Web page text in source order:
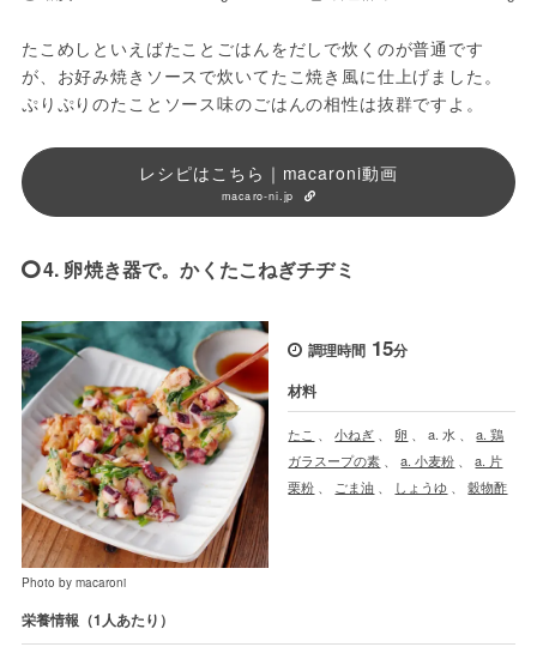
たこめしといえばたことごはんをだしで炊くのが普通です
が、お好み焼きソースで炊いてたこ焼き風に仕上げました。
ぷりぷりのたことソース味のごはんの相性は抜群ですよ。
レシピはこちら｜macaroni動画
macaro-ni.jp
4. 卵焼き器で。かくたこねぎチヂミ
Photo by macaroni
調理時間 15分
材料
たこ 、小ねぎ 卵 、a. 水 、a. 鶏
ガラスープの素
、a. 小麦粉 、a. 片
栗粉
ごま油 しょうゆ 、穀物酢
栄養情報（1人あたり）